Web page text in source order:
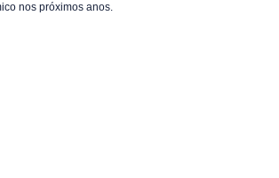
nos próximos anos.